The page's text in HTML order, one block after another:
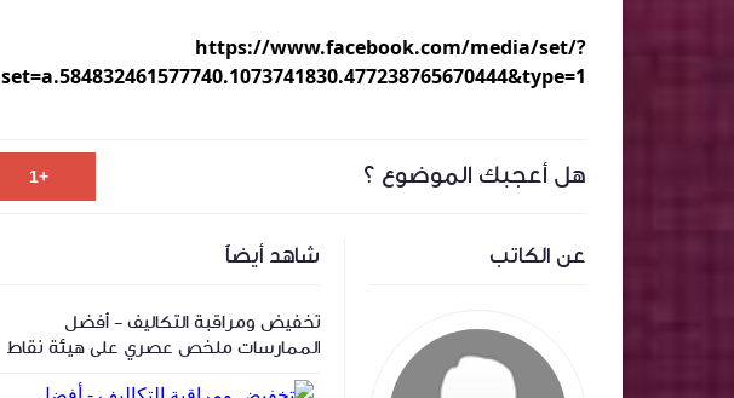
https://www.facebook.com/media/set/?
set=a.584832461577740.1073741830.477238765670444&type=1
هل أعجبك الموضوع ؟
عن الكاتب شاهد أيضاً
على سعر السهم .
تخفيض ومراقبة التكاليف - أفضل
الممارسات ملخص عصري على هيئة نقاط